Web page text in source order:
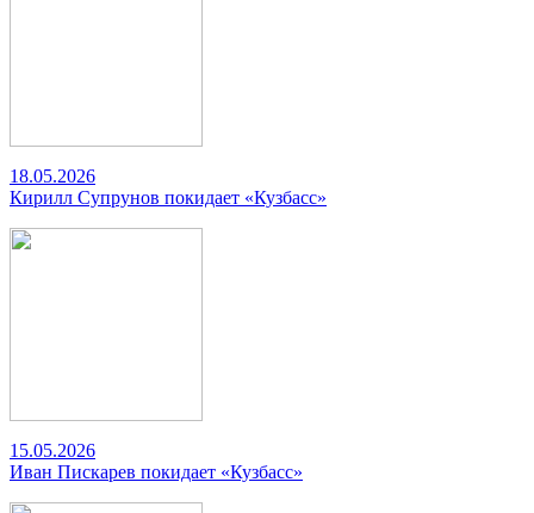
18.05.2026
Кирилл Супрунов покидает «Кузбасс»
15.05.2026
Иван Пискарев покидает «Кузбасс»